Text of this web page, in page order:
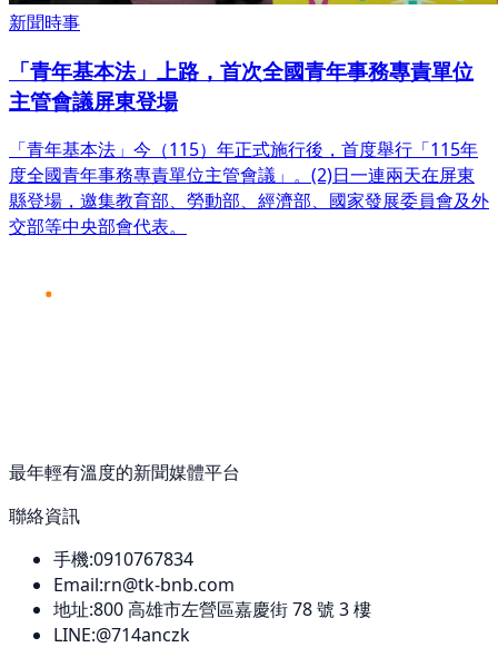
新聞時事
「青年基本法」上路，首次全國青年事務專責單位
主管會議屏東登場
​「青年基本法」今（115）年正式施行後，首度舉行「115年
度全國青年事務專責單位主管會議」。(2)日一連兩天在屏東
縣登場，邀集教育部、勞動部、經濟部、國家發展委員會及外
交部等中央部會代表。
最年輕有溫度的新聞媒體平台
聯絡資訊
手機:0910767834
Email:rn@tk-bnb.com
地址:800高雄市左營區嘉慶街 78 號 3 樓
LINE:@714anczk